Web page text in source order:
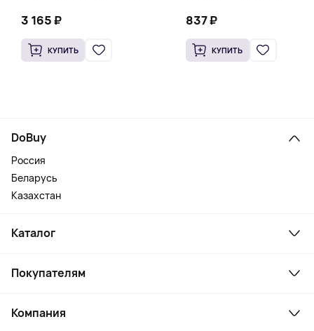
Унции)
3 165 ₽
КУПИТЬ
837 ₽
КУПИТЬ
DoBuy
Россия
Беларусь
Казахстан
Каталог
Ноутбуки, мониторы, VR
Косметика и уход
Покупателям
Как заказать
Компания